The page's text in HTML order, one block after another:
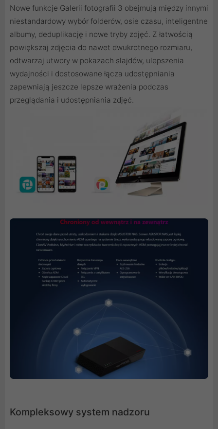
Nowe funkcje Galerii fotografii 3 obejmują między innymi
niestandardowy wybór folderów, osie czasu, inteligentne
albumy, deduplikację i nowe tryby zdjęć. Z łatwością
powiększaj zdjęcia do nawet dwukrotnego rozmiaru,
odtwarzaj utwory w pokazach slajdów, ulepszenia
wydajności i dostosowane łącza udostępniania
zapewniają jeszcze lepsze wrażenia podczas
przeglądania i udostępniania zdjęć.
Kompleksowy system nadzoru